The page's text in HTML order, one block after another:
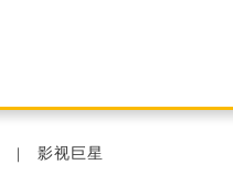
影视巨星